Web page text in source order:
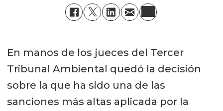
En manos de los jueces del Tercer
Tribunal Ambiental quedó la decisión
sobre la que ha sido una de las
sanciones más altas aplicada por la